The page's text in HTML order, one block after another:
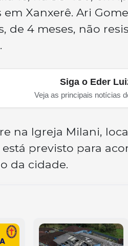
Xanxerê. Ari
de 4 meses, não
Siga o Eder
Veja as principais notícias
na Igreja Milani,
previsto para
da cidade.